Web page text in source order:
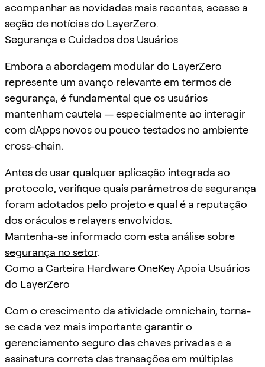
acompanhar as novidades mais recentes, acesse a
seção de notícias do LayerZero.
Segurança e Cuidados dos Usuários
Embora a abordagem modular do LayerZero
represente um avanço relevante em termos de
segurança, é fundamental que os usuários
mantenham cautela — especialmente ao interagir
com dApps novos ou pouco testados no ambiente
cross-chain.
Antes de usar qualquer aplicação integrada ao
protocolo, verifique quais parâmetros de segurança
foram adotados pelo projeto e qual é a reputação
dos oráculos e relayers envolvidos.
Mantenha-se informado com esta análise sobre
segurança no setor.
Como a Carteira Hardware OneKey Apoia Usuários
do LayerZero
Com o crescimento da atividade omnichain, torna-
se cada vez mais importante garantir o
gerenciamento seguro das chaves privadas e a
assinatura correta das transações em múltiplas